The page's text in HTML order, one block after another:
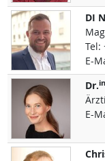
DI
Tel:
E-
Dr.in
E-